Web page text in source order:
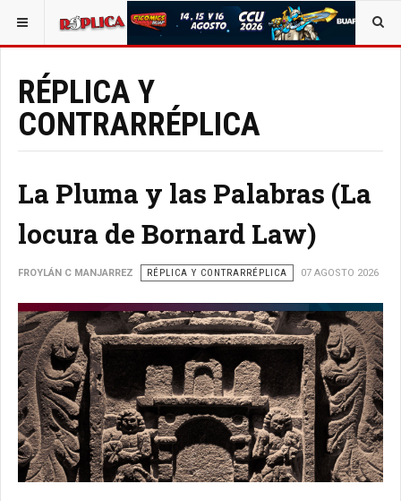
ESTÁ AQUÍ: BUSCAR UN ARTÍCULO EN POLÍTICA
RÉPLICA Y
CONTRARRÉPLICA
La Pluma y las Palabras (La
locura de Bornard Law)
FROYLÁN C MANJARREZ RÉPLICA Y CONTRARRÉPLICA 07 AGOSTO 2026